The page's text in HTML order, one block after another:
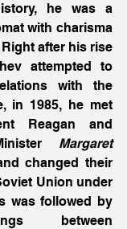
he was a
with charisma
after his rise
attempted to
with the
in 1985, he met
Reagan and
Margaret
changed their
Union under
was followed by
between